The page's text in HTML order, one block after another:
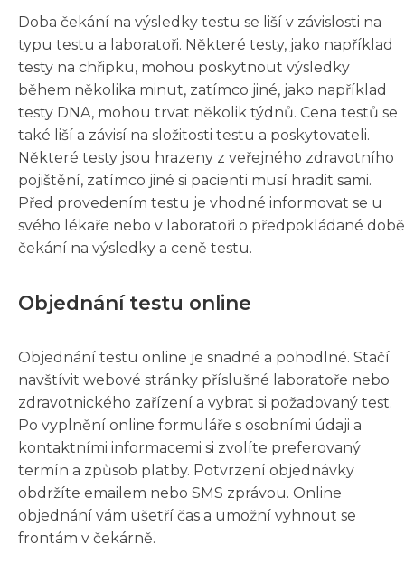
Doba čekání na výsledky testu se liší v závislosti na
typu testu a laboratoři. Některé testy, jako například
testy na chřipku, mohou poskytnout výsledky
během několika minut, zatímco jiné, jako například
testy DNA, mohou trvat několik týdnů. Cena testů se
také liší a závisí na složitosti testu a poskytovateli.
Některé testy jsou hrazeny z veřejného zdravotního
pojištění, zatímco jiné si pacienti musí hradit sami.
Před provedením testu je vhodné informovat se u
svého lékaře nebo v laboratoři o předpokládané době
čekání na výsledky a ceně testu.
Objednání testu online
Objednání testu online je snadné a pohodlné. Stačí
navštívit webové stránky příslušné laboratoře nebo
zdravotnického zařízení a vybrat si požadovaný test.
Po vyplnění online formuláře s osobními údaji a
kontaktními informacemi si zvolíte preferovaný
termín a způsob platby. Potvrzení objednávky
obdržíte emailem nebo SMS zprávou. Online
objednání vám ušetří čas a umožní vyhnout se
frontám v čekárně.